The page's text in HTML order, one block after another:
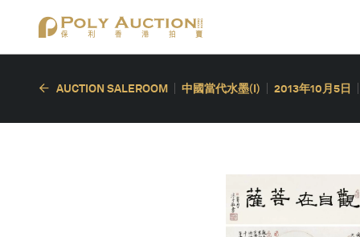
AUCTION SALEROOM 中國當代水墨(I) 2013年10月5日